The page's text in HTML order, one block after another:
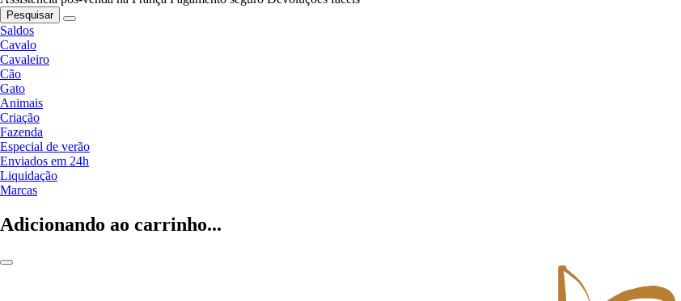
Pesquisar
Saldos
Cavalo
Cavaleiro
Cão
Gato
Animais
Criação
Fazenda
Especial de verão
Enviados em 24h
Liquidação
Marcas
Adicionando ao carrinho...